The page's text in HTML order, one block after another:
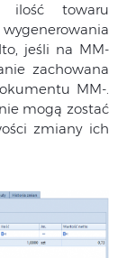
ilość towaru
jeśli na MM-
zachowana
MM-.
mogą zostać
zmiany ich